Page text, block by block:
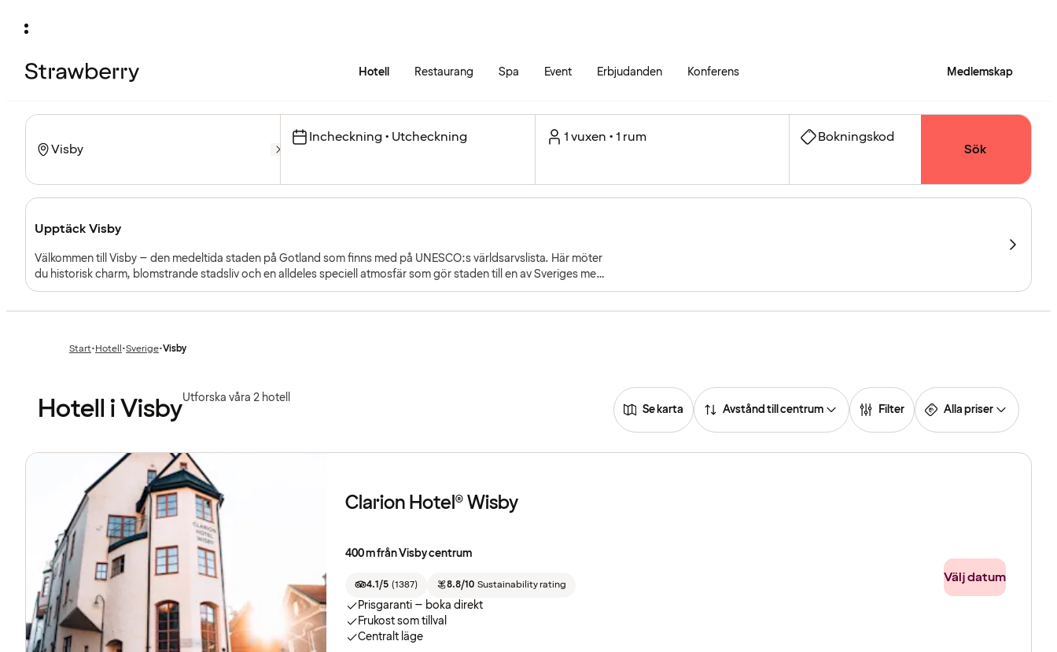
Hotell Restaurang Spa Event Erbjudanden Konferens Medlemskap
Incheckning • Utcheckning 1 vuxen • 1 rum Bokningskod
Sök
Upptäck Visby
Välkommen till Visby – den medeltida staden på Gotland som finns med på UNESCO:s världsarvslista. Här möter
du historisk charm, blomstrande stadsliv och en alldeles speciell atmosfär som gör staden till en av Sveriges mest
älskade destinationer.
Start•Föregående
Hotell•Föregående
Sverige•Visby
Hotell i VisbyUtforska våra 2 hotell
Se karta
Avstånd till centrum Filter Alla priser
Se
hotell
Clarion Hotel® Wisby
400 m från Visby centrum
4.1/5 (1387) 8.8/10 Sustainability rating
Prisgaranti – boka direkt
Frukost som tillval
Centralt läge
Välj datum